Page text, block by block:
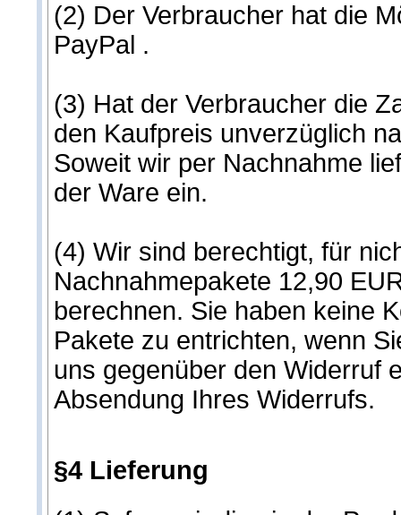
(2) Der Verbraucher hat die
PayPal .
(3) Hat der Verbraucher die
den Kaufpreis unverzüglich
Soweit wir per Nachnahme
der Ware ein.
(4) Wir sind berechtigt, für
Nachnahmepakete 12,90
berechnen. Sie haben keine
Pakete zu entrichten, wenn
uns gegenüber den Widerruf
Absendung Ihres Widerrufs.
§4 Lieferung